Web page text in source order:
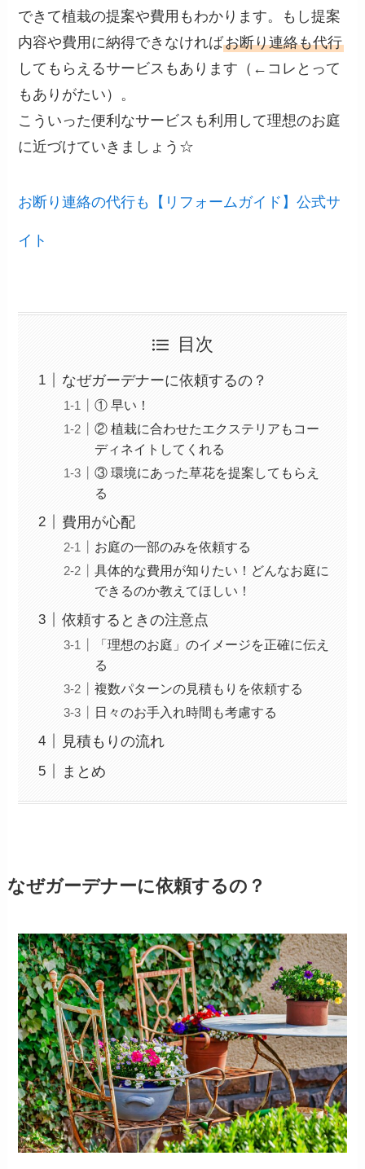
できて植栽の提案や費用もわかります。もし提案
内容や費用に納得できなければお断り連絡も代行
してもらえるサービスもあります（←コレとって
もありがたい）。
こういった便利なサービスも利用して理想のお庭
に近づけていきましょう☆
お断り連絡の代行も【リフォームガイド】公式サ
イト
目次
なぜガーデナーに依頼するの？
① 早い！
② 植栽に合わせたエクステリアもコー
ディネイトしてくれる
③ 環境にあった草花を提案してもらえ
る
費用が心配
お庭の一部のみを依頼する
具体的な費用が知りたい！どんなお庭に
できるのか教えてほしい！
依頼するときの注意点
「理想のお庭」のイメージを正確に伝え
る
複数パターンの見積もりを依頼する
日々のお手入れ時間も考慮する
見積もりの流れ
まとめ
なぜガーデナーに依頼するの？